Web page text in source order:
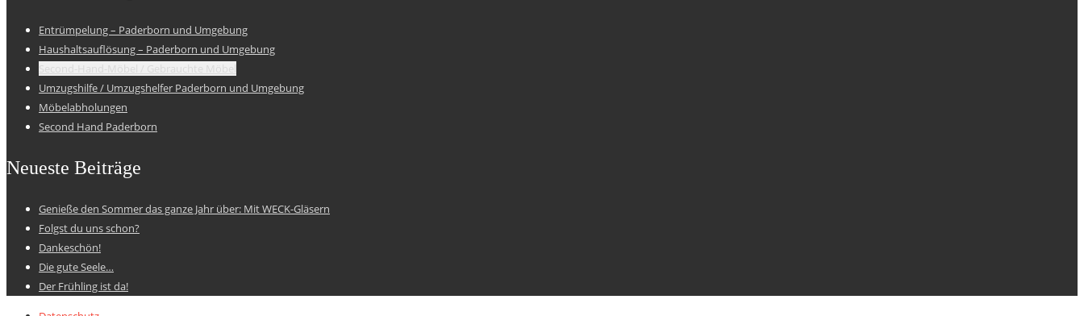
Entrümpelung – Paderborn und Umgebung
Haushaltsauflösung – Paderborn und Umgebung
Second-Hand-Möbel / Gebrauchte Möbel
Umzugshilfe / Umzugshelfer Paderborn und Umgebung
Möbelabholungen
Second Hand Paderborn
Neueste Beiträge
Genieße den Sommer das ganze Jahr über: Mit WECK-Gläsern
Folgst du uns schon?
Dankeschön!
Die gute Seele…
Der Frühling ist da!